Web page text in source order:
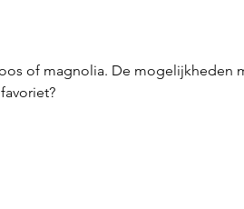
of magnolia. De mogelijkheden